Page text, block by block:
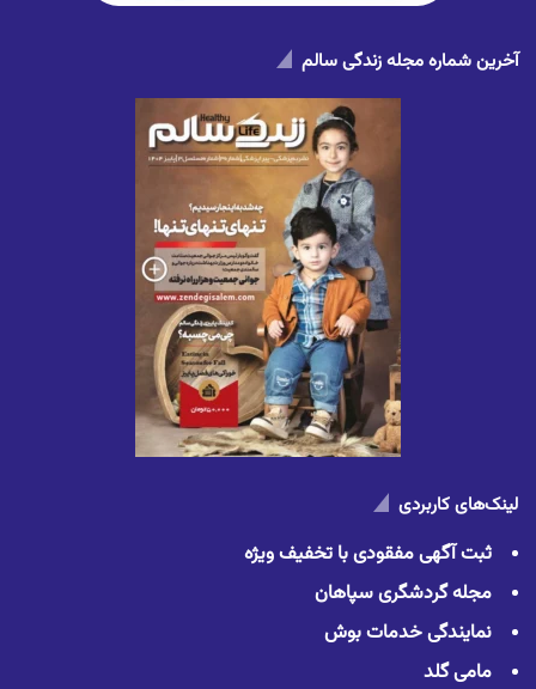
آخرین شماره مجله زندگی سالم
لینک‌های کاربردی
ثبت آگهی مفقودی با تخفیف ویژه
مجله گردشگری سپاهان
نمایندگی خدمات بوش
مامی گلد